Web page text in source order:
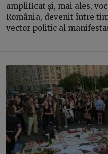
amplificat și, mai ales,
România, devenit între
vector politic al